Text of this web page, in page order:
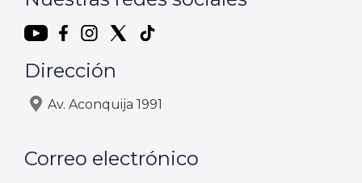
Dirección
Av. Aconquija 1991
Correo electrónico